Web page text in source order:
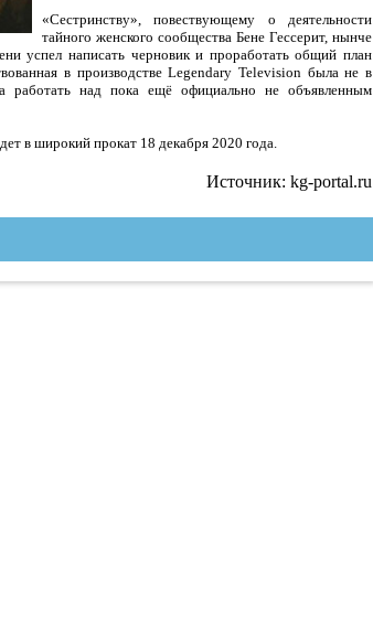
«Сестринству», повествующему о деятельности
тайного женского сообщества Бене Гессерит, нынче
успел написать черновик и проработать общий план
в производстве Legendary Television была не в
работать над пока ещё официально не объявленным
в широкий прокат 18 декабря 2020 года.
Источник: kg-portal.ru